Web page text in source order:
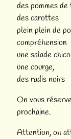
des pommes
des carottes
plein plein de
compréhension
une salade
une courge,
des radis noirs
On vous
prochaine.
Attention, on